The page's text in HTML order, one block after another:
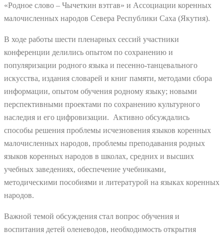
«Родное слово – Чычеткин вэтгав» и Ассоциации коренных
малочисленных народов Севера Республики Саха (Якутия).
В ходе работы шести пленарных сессий участники
конференции делились опытом по сохранению и
популяризации родного языка и песенно-танцевального
искусства, издания словарей и книг памяти, методами сбора
информации, опытом обучения родному языку; новыми
перспективными проектами по сохранению культурного
наследия и его цифровизации. Активно обсуждались
способы решения проблемы исчезновения языков коренных
малочисленных народов, проблемы преподавания родных
языков коренных народов в школах, средних и высших
учебных заведениях, обеспечение учебниками,
методическими пособиями и литературой на языках коренных
народов.
Важной темой обсуждения стал вопрос обучения и
воспитания детей оленеводов, необходимость открытия